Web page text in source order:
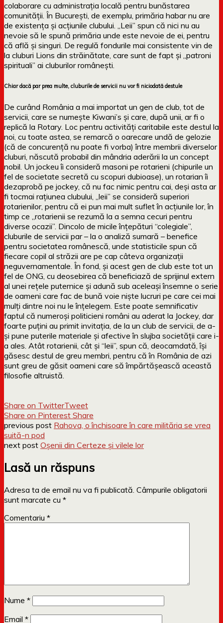
colaborare cu administrația locală pentru bunăstarea
comunității. În București, de exemplu, primăria habar nu are
de existența și acțiunile clubului. „Leii” spun că nici nu au
nevoie să le spună primăria unde este nevoie de ei, pentru
că află și singuri. De regulă fondurile mai consistente vin de
la cluburi Lions din străinătate, care sunt de fapt și „patroni
spirituali” ai cluburilor românești.
Chiar dacă par prea multe, cluburile de servicii nu vor fi niciodată destule
De curând România a mai importat un gen de club, tot de
servicii, care se numește Kiwani’s și care, după unii, ar fi o
replică la Rotary. Loc pentru activități caritabile este destul la
noi, cu toate astea, se remarcă o oarecare undă de gelozie
(că de concurență nu poate fi vorba) între membrii diverselor
cluburi, născută probabil din mândria aderării la un concept
nobil. Un jockeu îi consideră masoni pe rotarieni (chipurile un
fel de societate secretă cu scopuri dubioase), un rotarian îi
dezaprobă pe jockey, că nu fac nimic pentru cai, deși asta ar
fi tocmai rațiunea clubului, „leii” se consideră superiori
rotarienilor, pentru că ei pun mai mult suflet în acțiunile lor, în
timp ce „rotarienii se rezumă la a semna cecuri pentru
diverse ocazii”. Dincolo de micile înțepături “colegiale”,
cluburile de servicii par – la o analiză sumară – benefice
pentru societatea românescă, unde statisticile spun că
fiecare copil al străzii are pe cap câteva organizații
neguvernamentale. În fond, și acest gen de club este tot un
fel de ONG, cu deosebirea că beneficiază de sprijinul extern
al unei rețele puternice și adună sub aceleași însemne o serie
de oameni care fac de bună voie niște lucruri pe care cei mai
mulți dintre noi nu le înțelegem. Este poate semnificativ
faptul că numeroși politicieni români au aderat la Jockey, dar
foarte puțini au primit invitația, de la un club de servicii, de a-
și pune puterile materiale și afective în slujba societății care i-
a ales. Atât rotarienii, cât și “leii”, spun că, deocamdată, își
găsesc destul de greu membri, pentru că în România de azi
sunt greu de găsit oameni care să împărtășească această
filosofie altruistă.
Share on TwitterTweet
Share on Pinterest Share
previous post Rahova, o închisoare în care milităria se vrea
suită-n pod
next post Oșenii din Certeze și vilele lor
Lasă un răspuns
Adresa ta de email nu va fi publicată. Câmpurile obligatorii
sunt marcate cu *
Comentariu *
Nume *
Email *